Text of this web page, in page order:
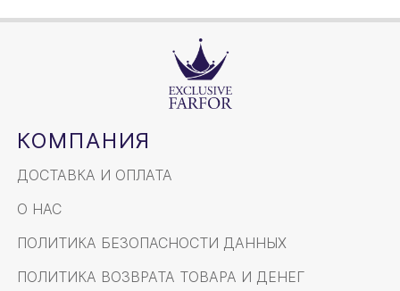
КОМПАНИЯ
ДОСТАВКА И ОПЛАТА
О НАС
ПОЛИТИКА БЕЗОПАСНОСТИ ДАННЫХ
ПОЛИТИКА ВОЗВРАТА ТОВАРА И ДЕНЕГ